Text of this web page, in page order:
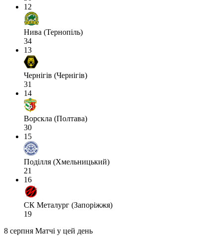
12
Нива (Тернопіль)
34
13
Чернігів (Чернігів)
31
14
Ворскла (Полтава)
30
15
Поділля (Хмельницький)
21
16
СК Металург (Запоріжжя)
19
8 серпня Матчі у цей день